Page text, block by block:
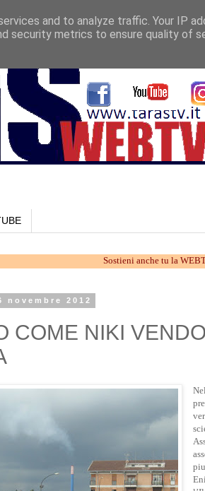
Sostieni anche tu la WEBTV di
novembre 2012
COME NIKI
and to analyze traffic. Your IP
security metrics to ensure quality of